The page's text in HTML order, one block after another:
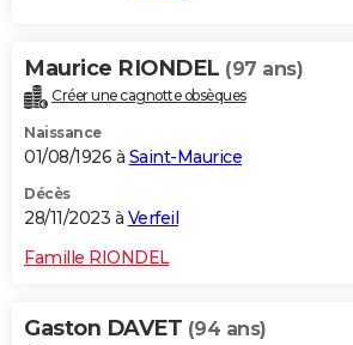
Maurice RIONDEL (97 ans)
Créer une cagnotte obsèques
Naissance
01/08/1926 à Saint-Maurice
Décès
28/11/2023 à Verfeil
Famille RIONDEL
Gaston DAVET (94 ans)